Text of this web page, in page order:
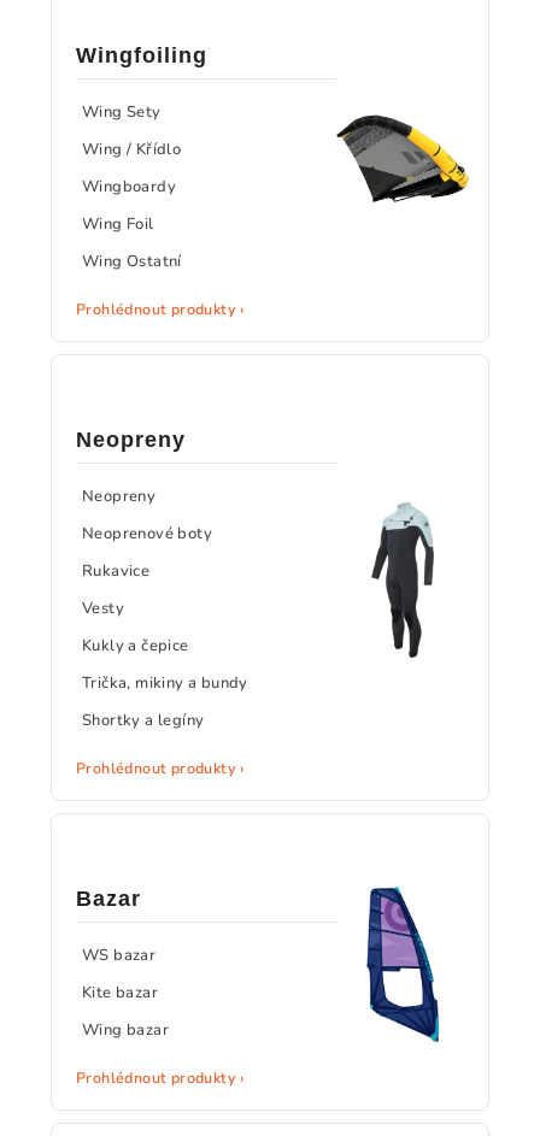
Wingfoiling
Wing Sety
Wing / Křídlo
Wingboardy
Wing Foil
Wing Ostatní
Prohlédnout produkty ›
Neopreny
Neopreny
Neoprenové boty
Rukavice
Vesty
Kukly a čepice
Trička, mikiny a bundy
Shortky a legíny
Prohlédnout produkty ›
Bazar
WS bazar
Kite bazar
Wing bazar
Prohlédnout produkty ›